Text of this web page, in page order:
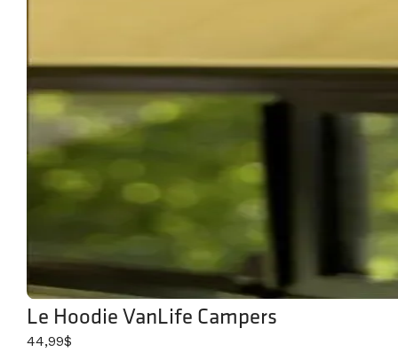
Le Hoodie VanLife Campers
44,99$